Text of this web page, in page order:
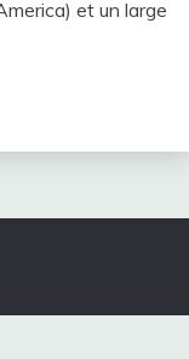
et un large